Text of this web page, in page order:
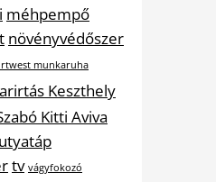
méhpempő
növényvédőszer
munkaruha
Keszthely
Kitti Aviva
tv vágyfokozó